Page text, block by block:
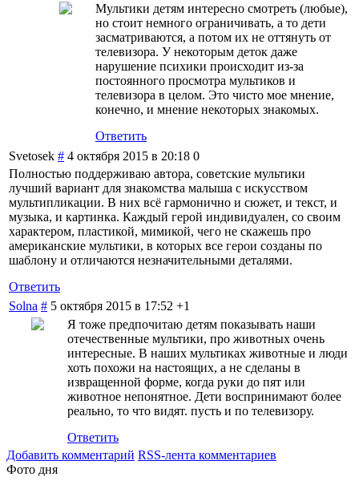
Мультики детям интересно смотреть (любые),
но стоит немного ограничивать, а то дети
засматриваются, а потом их не оттянуть от
телевизора. У некоторым деток даже
нарушение психики происходит из-за
постоянного просмотра мультиков и
телевизора в целом. Это чисто мое мнение,
конечно, и мнение некоторых знакомых.
Ответить
Svetosek # 4 октября 2015 в 20:18 0
Полностью поддерживаю автора, советские мультики
лучший вариант для знакомства малыша с искусством
мультипликации. В них всё гармонично и сюжет, и текст, и
музыка, и картинка. Каждый герой индивидуален, со своим
характером, пластикой, мимикой, чего не скажешь про
американские мультики, в которых все герои созданы по
шаблону и отличаются незначительными деталями.
Ответить
Solna # 5 октября 2015 в 17:52 +1
Я тоже предпочитаю детям показывать наши
отечественные мультики, про животных очень
интересные. В наших мультиках животные и люди
хоть похожи на настоящих, а не сделаны в
извращенной форме, когда руки до пят или
животное непонятное. Дети воспринимают более
реально, то что видят. пусть и по телевизору.
Ответить
Добавить комментарий RSS-лента комментариев
Фото дня